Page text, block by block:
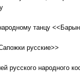
танцу
русские>>
русского народного